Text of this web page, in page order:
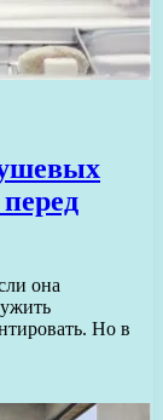
она
Но в